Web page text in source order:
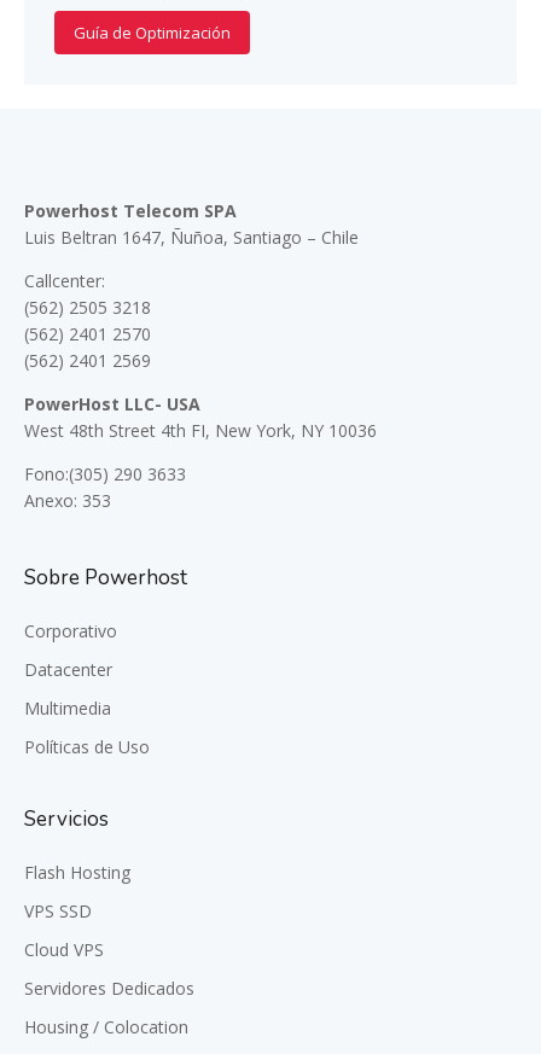
Guía de Optimización
Powerhost Telecom SPA
Luis Beltran 1647, Ñuñoa, Santiago – Chile
Callcenter:
(562) 2505 3218
(562) 2401 2570
(562) 2401 2569
PowerHost LLC- USA
West 48th Street 4th FI, New York, NY 10036
Fono:(305) 290 3633
Anexo: 353
Sobre Powerhost
Corporativo
Datacenter
Multimedia
Políticas de Uso
Servicios
Flash Hosting
VPS SSD
Cloud VPS
Servidores Dedicados
Housing / Colocation